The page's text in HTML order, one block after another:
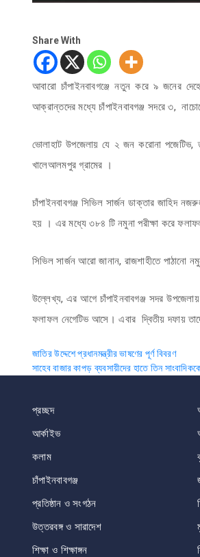
Share With
আবারো চাঁপাইনবাবগঞ্জে নতুন করে ৯ জনের
আক্রান্তদের মধ্যে চাঁপাইনবাবগঞ্জ সদরে ৩,
ভোলাহাট উপজেলায় যে ২ জন করোনা পজেটিভ,
খালেআলমপুর গ্রামের ।
চাঁপাইনবাবগঞ্জ সিভিল সার্জন ডাক্তার জাহিদ
হয় । এর মধ্যে ৩৮৪ টি নমুনা পরীক্ষা করে
সিভিল সার্জন আরো জানান, রাজশাহীতে পাঠানো
উল্লেখ্য, এর আগে চাঁপাইনবাবগঞ্জ সদর উপজেলায়
ফলাফল নেগেটিভ আসে। এবার দ্বিতীয় দফায়
Post
navigation
জাতির উদ্দেশে প্রধানমন্ত্রীর ভাষণের পূর্ণ বিবরণ
সাহেব বাজার কাপড় ব্যবসায়ীদের হাতে তিন
প্রচ্ছদ
আর্কাইভ
কলাম
চাঁপাইনবাবগঞ্জ
প্রতিষ্ঠান ও সংগঠন
উত্তরবঙ্গ ও সারাদেশ
শিক্ষা ও শিক্ষাঙ্গন